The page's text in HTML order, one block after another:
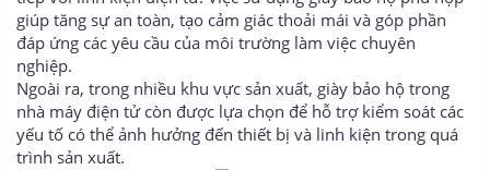
giúp tăng sự an toàn, tạo cảm giác thoải mái và góp phần
đáp ứng các yêu cầu của môi trường làm việc chuyên
nghiệp.
Ngoài ra, trong nhiều khu vực sản xuất, giày bảo hộ trong
nhà máy điện tử còn được lựa chọn để hỗ trợ kiểm soát các
yếu tố có thể ảnh hưởng đến thiết bị và linh kiện trong quá
trình sản xuất.